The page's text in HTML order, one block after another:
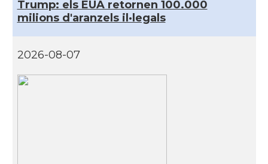
Trump: els EUA retornen 100.000
milions d'aranzels il·legals
2026-08-07